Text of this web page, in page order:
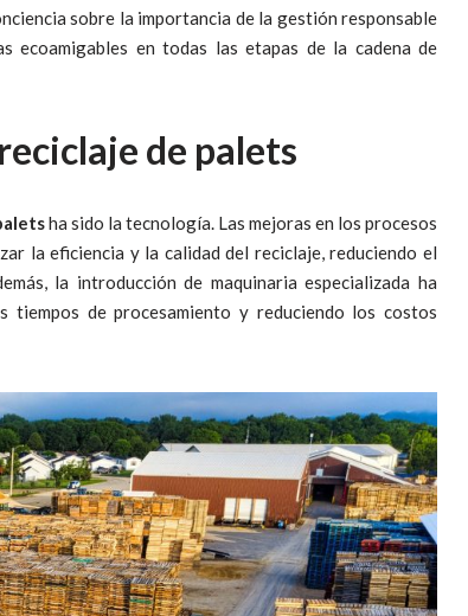
sobre la importancia de la gestión responsable
ecoamigables en todas las etapas de la cadena de
de palets
ha sido la tecnología. Las mejoras en los procesos
la eficiencia y la calidad del reciclaje, reduciendo el
la introducción de maquinaria especializada ha
de procesamiento y reduciendo los costos